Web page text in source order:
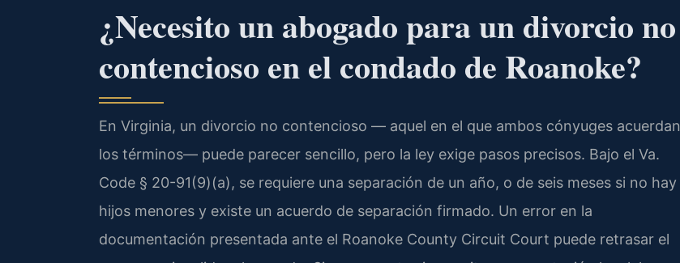
¿Necesito un abogado para un divorcio no
contencioso en el condado de Roanoke?
En Virginia, un divorcio no contencioso — aquel en el que ambos cónyuges acuerdan
los términos— puede parecer sencillo, pero la ley exige pasos precisos. Bajo el Va.
Code § 20-91(9)(a), se requiere una separación de un año, o de seis meses si no hay
hijos menores y existe un acuerdo de separación firmado. Un error en la
documentación presentada ante el Roanoke County Circuit Court puede retrasar el